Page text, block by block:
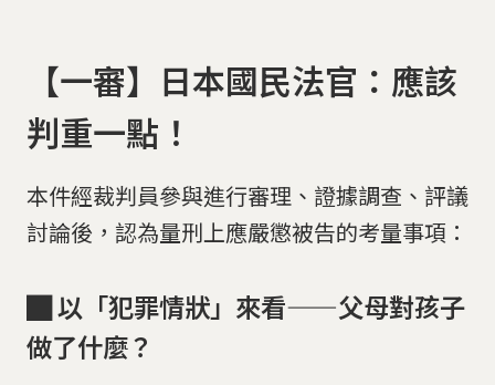
【一審】日本國民法官：應該
判重一點！
本件經裁判員參與進行審理、證據調查、評議
討論後，認為量刑上應嚴懲被告的考量事項：
█以「犯罪情狀」來看——父母對孩子
做了什麼？